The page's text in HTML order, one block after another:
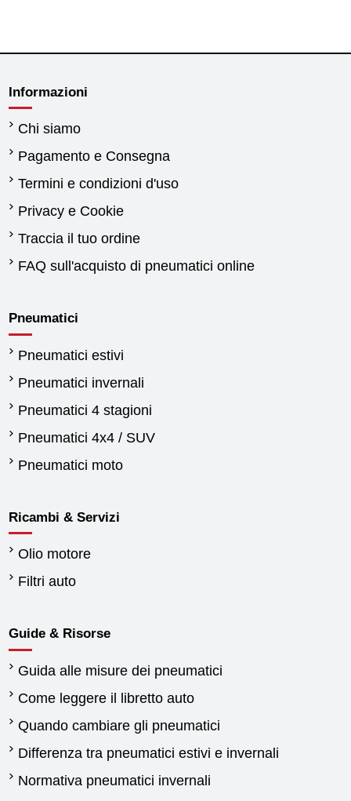
Informazioni
Chi siamo
Pagamento e Consegna
Termini e condizioni d'uso
Privacy e Cookie
Traccia il tuo ordine
FAQ sull'acquisto di pneumatici online
Pneumatici
Pneumatici estivi
Pneumatici invernali
Pneumatici 4 stagioni
Pneumatici 4x4 / SUV
Pneumatici moto
Ricambi & Servizi
Olio motore
Filtri auto
Guide & Risorse
Guida alle misure dei pneumatici
Come leggere il libretto auto
Quando cambiare gli pneumatici
Differenza tra pneumatici estivi e invernali
Normativa pneumatici invernali